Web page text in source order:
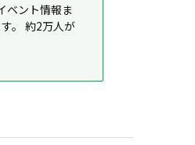
ベント情報ま
。 約2万人が